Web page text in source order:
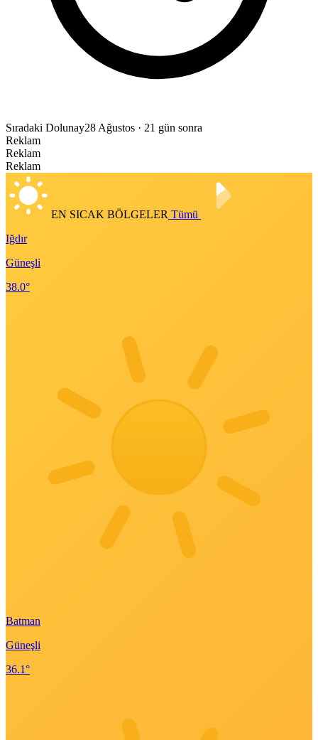
Sıradaki Dolunay28 Ağustos · 21 gün sonra
Reklam
Reklam
Reklam
EN SICAK BÖLGELER Tümü
Iğdır
Güneşli
38.0°
Batman
Güneşli
36.1°